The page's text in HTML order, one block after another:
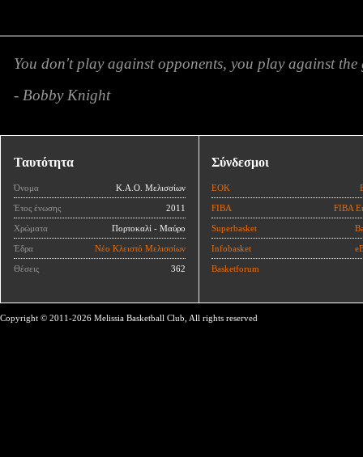
You don't play against opponents, you play against the
- Bobby Knight
Ταυτότητα
Όνομα Κ.Α.Ο. Μελισσίων
Έτος ένωσης 2011
Χρώματα Πορτοκαλί - Μαύρο
Έδρα Νέο Κλειστό Μελισσίων
Θέσεις 362
Σύνδεσμοι
ΕΟΚ
FIBA FIBA
Superbasket
Infobasket
Basketforum
Copyright © 2011-2026 Melissia Basketball Club, All rights reserved